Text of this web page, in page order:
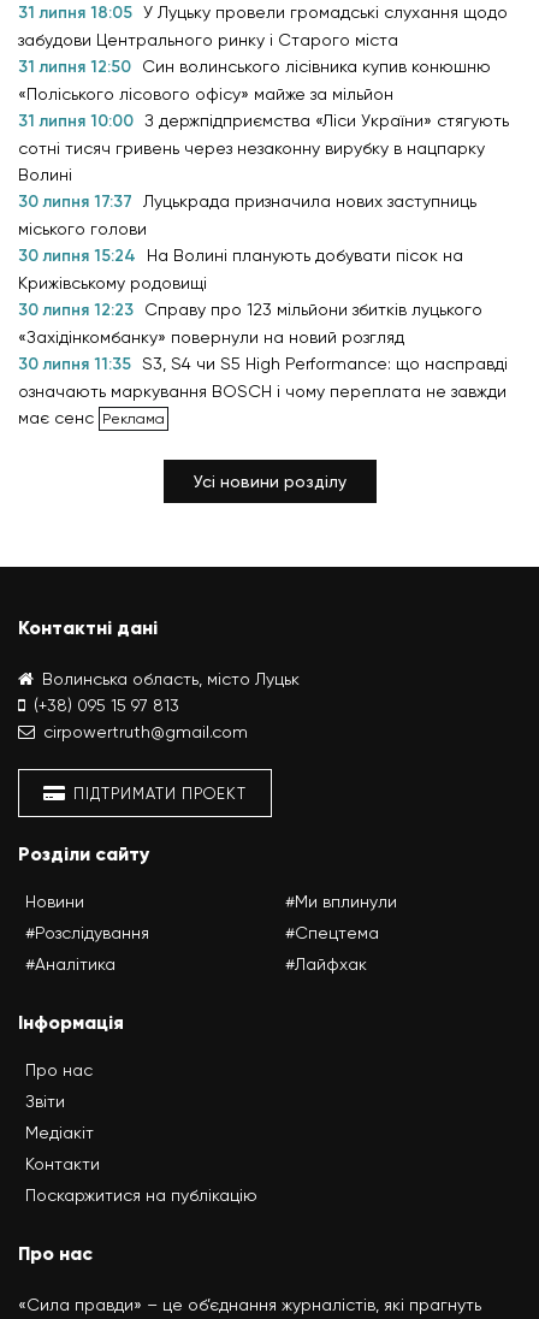
31 липня 18:05 У Луцьку провели громадські слухання щодо
забудови Центрального ринку і Старого міста
31 липня 12:50
Син волинського лісівника купив конюшню
«Поліського лісового офісу» майже за мільйон
31 липня 10:00 З держпідприємства «Ліси України» стягують
сотні тисяч гривень через незаконну вирубку в нацпарку
Волині
30 липня 17:37
Луцькрада призначила нових заступниць
міського голови
30 липня 15:24
На Волині планують добувати пісок на
Крижівському родовищі
30 липня 12:23
Справу про 123 мільйони збитків луцького
«Західінкомбанку» повернули на новий розгляд
30 липня 11:35 S3, S4 чи S5 High Performance: що насправді
означають маркування BOSCH і чому переплата не завжди
має сенс
Усі новини розділу
Контактні дані
Волинська область, місто Луцьк
(+38) 095 15 97 813
cirpowertruth@gmail.com
ПІДТРИМАТИ ПРОЕКТ
Розділи сайту
Новини
#Розслідування
#Аналітика
#Ми вплинули
#Спецтема
#Лайфхак
Інформація
Про нас
Звіти
Медіакіт
Контакти
Поскаржитися на публікацію
Про нас
«Сила правди» – це об’єднання журналістів, які прагнуть